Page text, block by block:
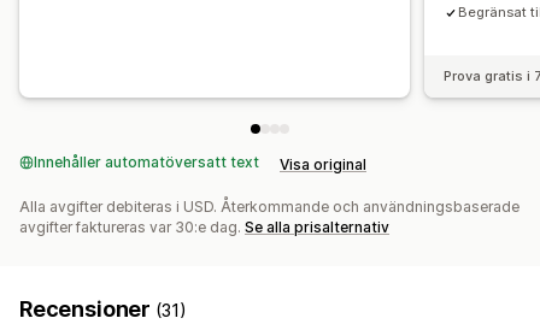
Begränsat
Prova gratis i
Innehåller automatöversatt text Visa original
Alla avgifter debiteras i USD. Återkommande och användningsbaserade
avgifter faktureras var 30:e dag. Se alla prisalternativ
Recensioner (31)